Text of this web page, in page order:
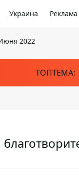
Украина Реклама
2022
ТОПТЕМА: